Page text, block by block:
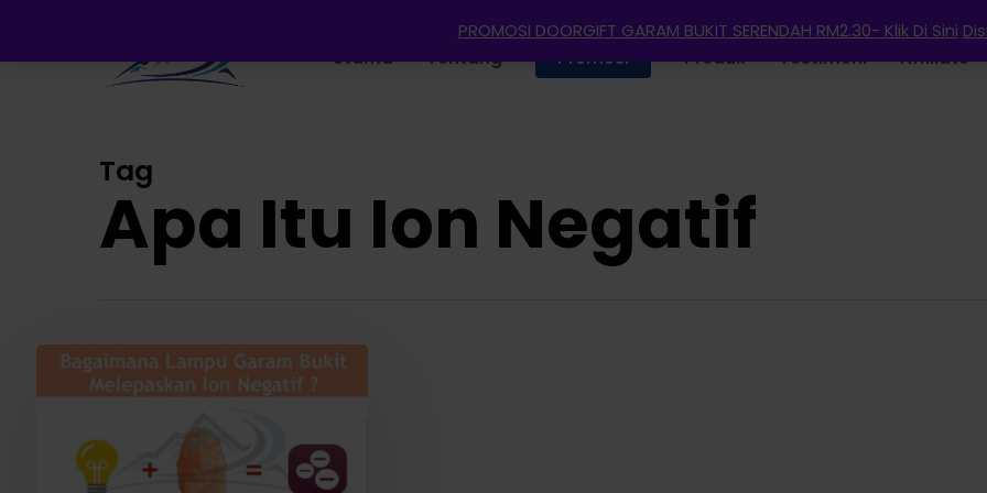
PROMOSI DOORGIFT GARAM BUKIT SERENDAH RM2.30- Klik Di Sini
Hit enter to search or ESC to close
Utama Tentang Promosi Produk Testimoni Affiliate
Tag
Apa Itu Ion Negatif
ION
NEGATIF
GARAM
BUKIT